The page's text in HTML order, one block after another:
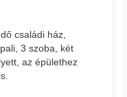
családi ház,
3 szoba, két
az épülethez